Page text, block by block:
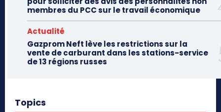
membres du PCC sur le travail économique
Actualité
Gazprom Neft lève les restrictions sur la
vente de carburant dans les stations-service
de 13 régions russes
Topics